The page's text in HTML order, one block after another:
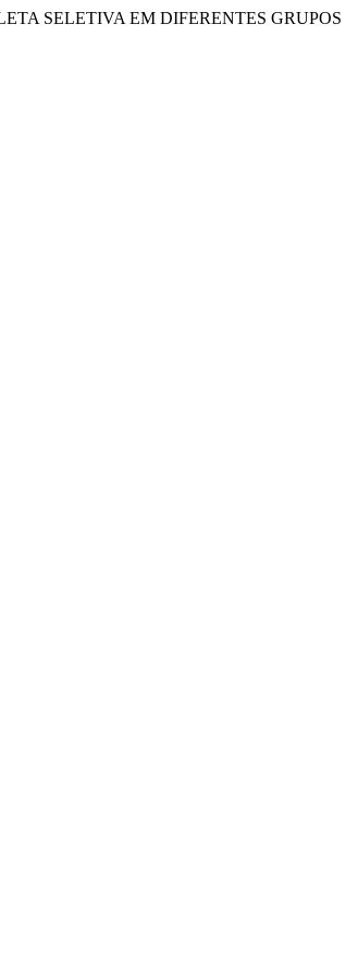
SELETIVA EM DIFERENTES GRUPOS